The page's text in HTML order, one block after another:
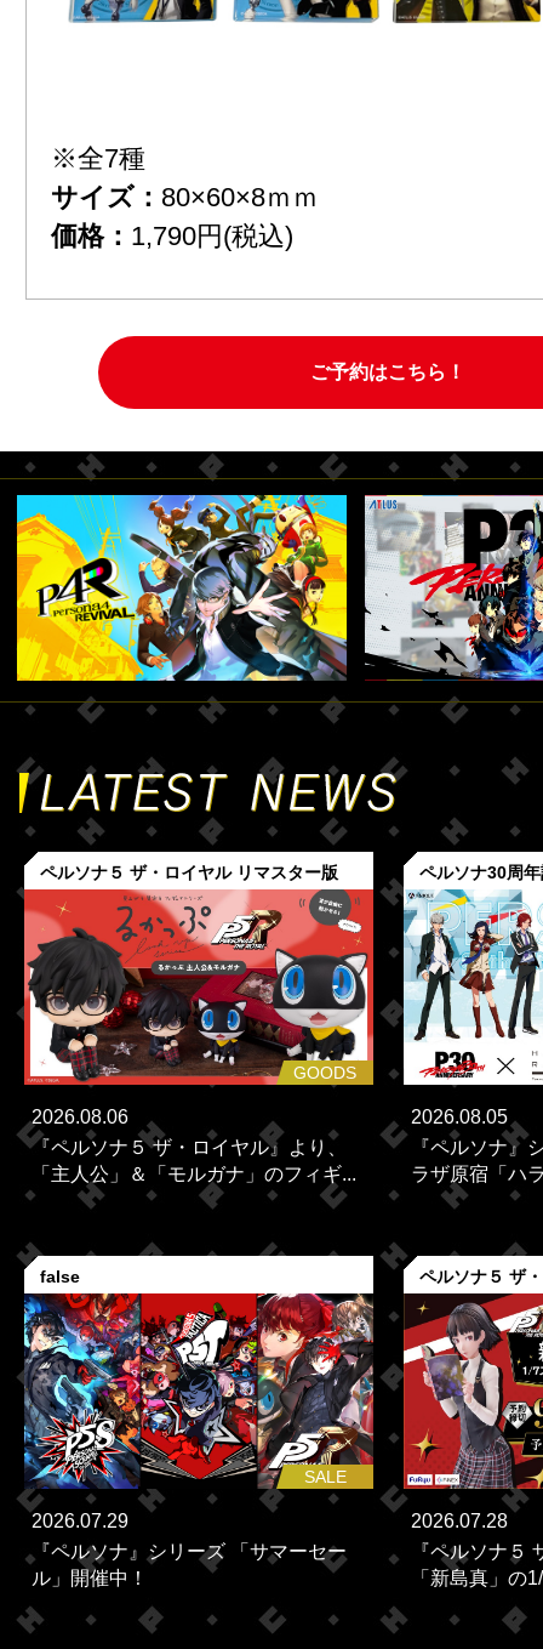
※全7種
サイズ： 80×60×8ｍｍ
価格： 1,790円(税込)
ご予約はこちら！
ペルソナ５ ザ・ロイヤル リマスター版
GOODS
2026.08.06
『ペルソナ５ ザ・ロイヤル』より、
「主人公」＆「モルガナ」のフィギ...
ペルソナ30周
2026.08.05
『ペルソナ』
ラザ原宿「ハ
false
SALE
2026.07.29
『ペルソナ』シリーズ 「サマーセー
ル」開催中！
ペルソナ５ ザ
2026.07.28
『ペルソナ５
「新島真」の